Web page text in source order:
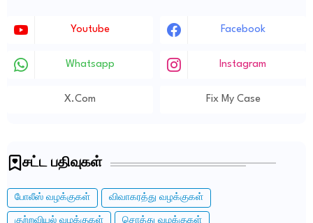
Youtube Facebook
Whatsapp Instagram
X.com Fix My Case
சட்ட பதிவுகள்
போலீஸ் வழக்குகள் விவாகரத்து வழக்குகள்
குற்றவியல் வழக்குகள் சொத்து வழக்குகள்